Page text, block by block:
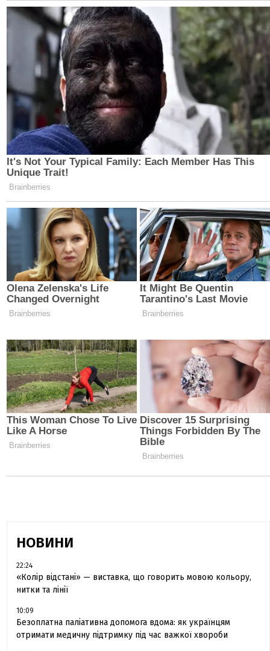
НОВИНИ
22:24
«Колір відстані» — виставка, що говорить мовою кольору,
нитки та лінії
10:09
Безоплатна паліативна допомога вдома: як українцям
отримати медичну підтримку під час важкої хвороби